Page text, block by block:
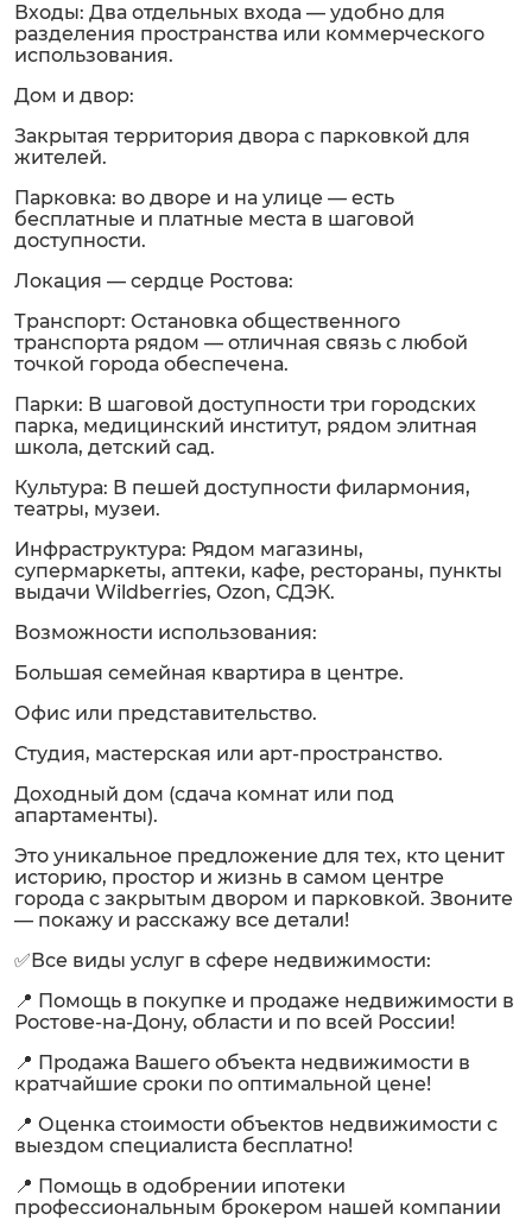
Входы: Два отдельных входа — удобно для
разделения пространства или коммерческого
использования.
Дом и двор:
Закрытая территория двора с парковкой для
жителей.
Парковка: во дворе и на улице — есть
бесплатные и платные места в шаговой
доступности.
Локация — сердце Ростова:
Транспорт: Остановка общественного
транспорта рядом — отличная связь с любой
точкой города обеспечена.
Парки: В шаговой доступности три городских
парка, медицинский институт, рядом элитная
школа, детский сад.
Культура: В пешей доступности филармония,
театры, музеи.
Инфраструктура: Рядом магазины,
супермаркеты, аптеки, кафе, рестораны, пункты
выдачи Wildberries, Ozon, СДЭК.
Возможности использования:
Большая семейная квартира в центре.
Офис или представительство.
Студия, мастерская или арт-пространство.
Доходный дом (сдача комнат или под
апартаменты).
Это уникальное предложение для тех, кто ценит
историю, простор и жизнь в самом центре
города с закрытым двором и парковкой. Звоните
— покажу и расскажу все детали!
✅Все виды услуг в сфере недвижимости:
📍 Помощь в покупке и продаже недвижимости в
Ростове-на-Дону, области и по всей России!
📍 Продажа Вашего объекта недвижимости в
кратчайшие сроки по оптимальной цене!
📍 Оценка стоимости объектов недвижимости с
выездом специалиста бесплатно!
📍 Помощь в одобрении ипотеки
профессиональным брокером нашей компании